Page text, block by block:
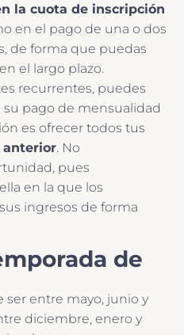
la cuota de inscripción
en el pago de una o dos
de forma que puedas
el largo plazo.
recurrentes, puedes
pago de mensualidad
es ofrecer todos tus
anterior. No
pues
en la que los
ingresos de forma
de
ser entre mayo, junio y
diciembre, enero y